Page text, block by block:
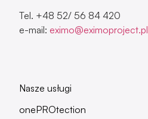
Tel. +48 52/ 56 84 420
e-mail: eximo@eximoproject.pl
Nasze usługi
onePROtection